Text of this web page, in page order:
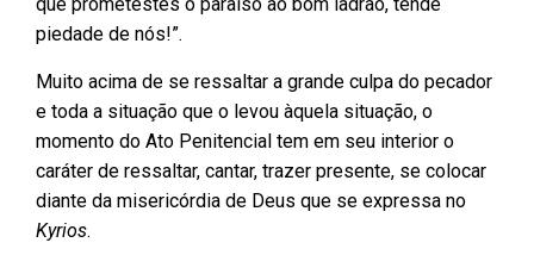
piedade de nós!”.
Muito acima de se ressaltar a grande culpa do pecador
e toda a situação que o levou àquela situação, o
momento do Ato Penitencial tem em seu interior o
caráter de ressaltar, cantar, trazer presente, se colocar
diante da misericórdia de Deus que se expressa no
Kyrios.